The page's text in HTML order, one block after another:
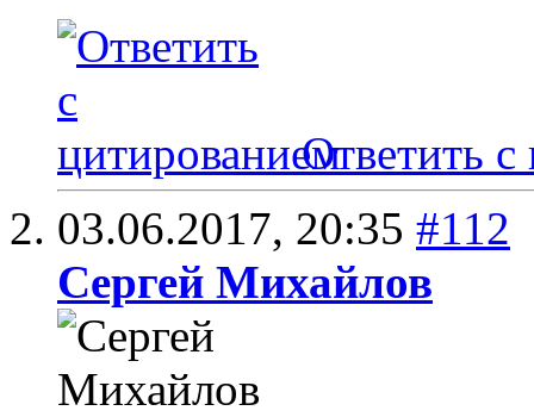
Ответить с
03.06.2017, 20:35 #112
Сергей Михайлов